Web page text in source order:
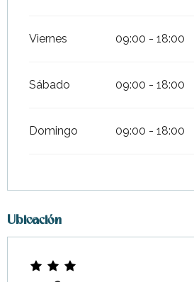
Viernes 09:00 - 18:00
Sábado 09:00 - 18:00
Domingo 09:00 - 18:00
Ubicación